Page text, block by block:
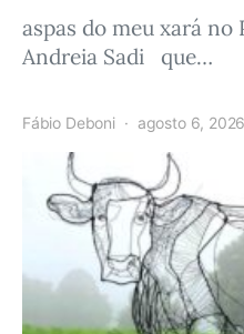
aspas do meu xará
Andreia Sadi que…
Fábio Deboni agosto 6, 2026